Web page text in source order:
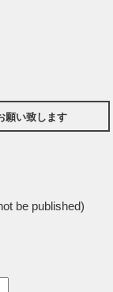
願い致します
be published)